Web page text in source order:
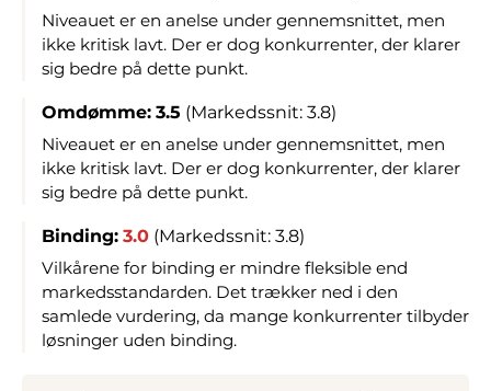
Niveauet er en anelse under gennemsnittet, men
ikke kritisk lavt. Der er dog konkurrenter, der klarer
sig bedre på dette punkt.
Omdømme: 3.5 (Markedssnit: 3.8)
Niveauet er en anelse under gennemsnittet, men
ikke kritisk lavt. Der er dog konkurrenter, der klarer
sig bedre på dette punkt.
Binding: 3.0 (Markedssnit: 3.8)
Vilkårene for binding er mindre fleksible end
markedsstandarden. Det trækker ned i den
samlede vurdering, da mange konkurrenter tilbyder
løsninger uden binding.